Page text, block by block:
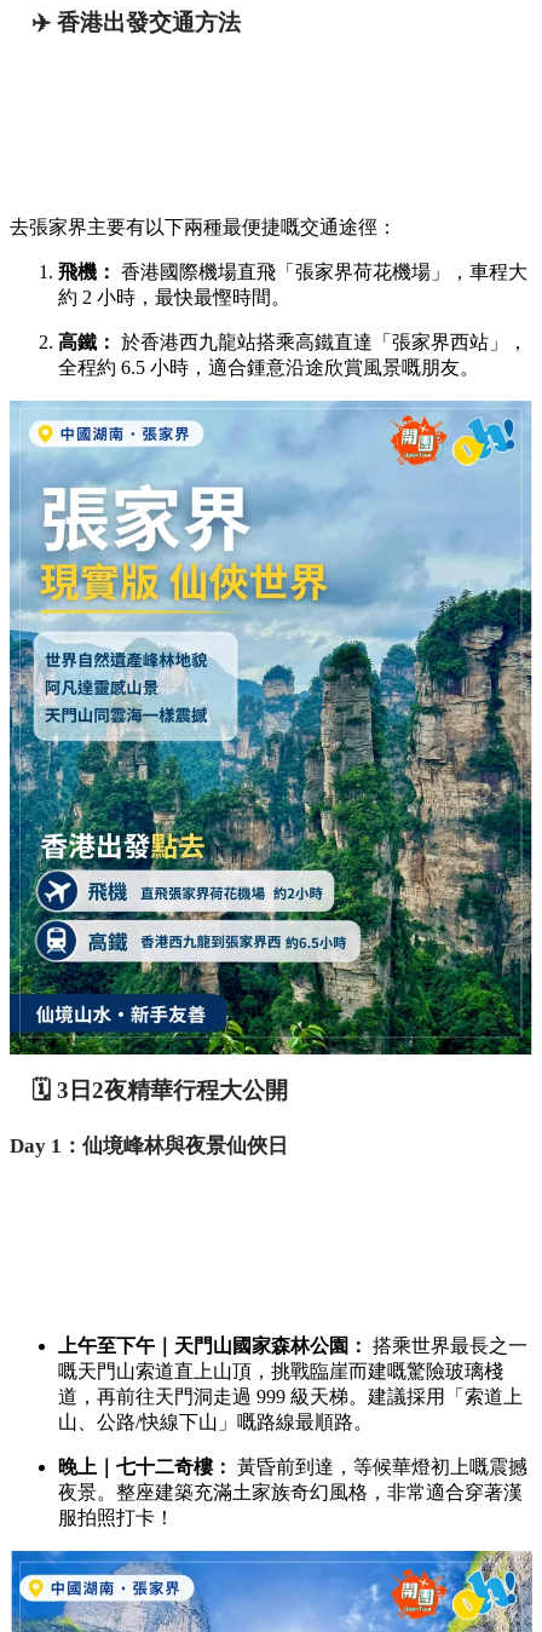
✈️ 香港出發交通方法
去張家界主要有以下兩種最便捷嘅交通途徑：
飛機： 香港國際機場直飛「張家界荷花機場」，車程大
約 2 小時，最快最慳時間。
高鐵： 於香港西九龍站搭乘高鐵直達「張家界西站」，
全程約 6.5 小時，適合鍾意沿途欣賞風景嘅朋友。
🗓️ 3日2夜精華行程大公開
Day 1：仙境峰林與夜景仙俠日
上午至下午｜天門山國家森林公園： 搭乘世界最長之一
嘅天門山索道直上山頂，挑戰臨崖而建嘅驚險玻璃棧
道，再前往天門洞走過 999 級天梯。建議採用「索道上
山、公路/快線下山」嘅路線最順路。
晚上｜七十二奇樓： 黃昏前到達，等候華燈初上嘅震撼
夜景。整座建築充滿土家族奇幻風格，非常適合穿著漢
服拍照打卡！